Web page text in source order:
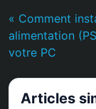
« Comment
alimentation
votre PC
Articles